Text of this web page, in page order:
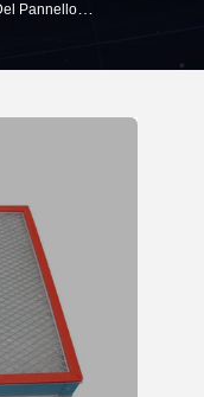
Resistenza Ad Alta Temperatura Di Filtro Dell'aria Pre Con La Struttura Della Lega Di Alluminio